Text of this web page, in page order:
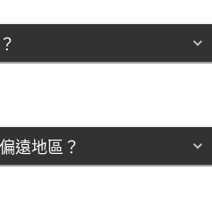
遠地區？